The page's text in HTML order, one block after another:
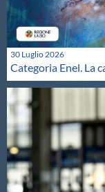
30 Luglio 2026
Categoria Enel. La